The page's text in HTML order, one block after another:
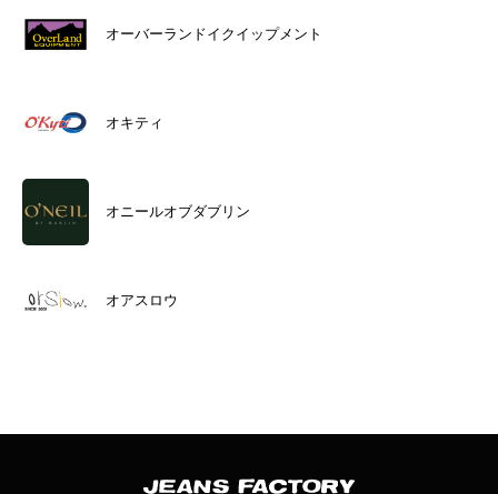
オーバーランドイクイップメント
オキティ
オニールオブダブリン
オアスロウ